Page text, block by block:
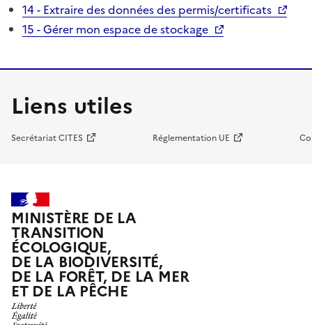
14 - Extraire des données des permis/certificats
15 - Gérer mon espace de stockage
Liens utiles
Secrétariat CITES Réglementation UE
MINISTÈRE DE LA
TRANSITION
ÉCOLOGIQUE,
DE LA BIODIVERSITÉ,
DE LA FORÊT, DE LA MER
ET DE LA PÊCHE